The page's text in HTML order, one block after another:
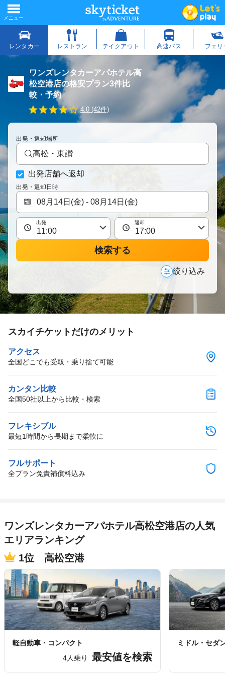
ワンズレンタカーアパホテル高
松空港店の格安プラン3件比
較・予約
4
.
0
t
r
a
i
n
4.0 (42件)
出発・返却場所
高松・東讃
出発店舗へ返却
出発・返却日時
出発 返却
検索する
絞り込み
スカイチケットだけのメリット
アクセス
全国どこでも受取・乗り捨て可能
カンタン比較
全国50社以上から比較・検索
フレキシブル
最短1時間から長期まで柔軟に
フルサポート
全プラン免責補償料込み
ワンズレンタカーアパホテル高松空港店の人気
エリアランキング
1位 高松空港
軽自動車・コンパクト
4人乗り
最安値を検索
ミドル・セダ